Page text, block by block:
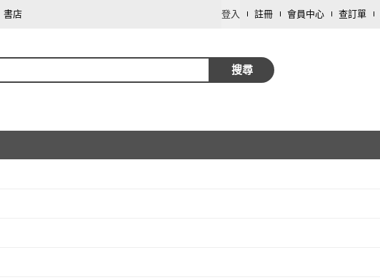
書店 登入 註冊 會員中心 查訂單
搜尋